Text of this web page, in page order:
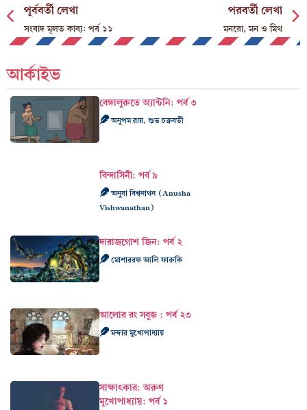
পূর্ববর্তী লেখা
সংবাদ মূলত কাব‍্য: পর্ব ১১
পরবর্তী লেখা
মনরো, মন ও মিথ
আর্কাইভ
বেঙ্গালুরুতে অ্যান্টনি: পর্ব ৩
অনুপম রায়, শুভ চক্রবর্তী
বিন্দাসিনী: পর্ব ৯
অনুষা বিশ্বনাথন (Anusha
Vishwanathan)
দারাজগোশ জিন: পর্ব ২
মোশাররফ আলি ফারুকি
আলোর রং সবুজ : পর্ব ২৩
মন্দার মুখোপাধ্যায়
সাক্ষাৎকার: অরুণ
মুখোপাধ্যায়: পর্ব ১